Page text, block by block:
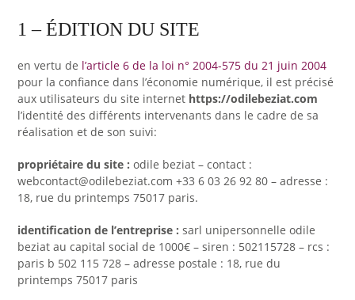
1 – ÉDITION DU SITE
en vertu de l’article 6 de la loi n° 2004-575 du 21 juin 2004
pour la confiance dans l’économie numérique, il est précisé
aux utilisateurs du site internet https://odilebeziat.com
l’identité des différents intervenants dans le cadre de sa
réalisation et de son suivi:
propriétaire du site :odile beziat – contact :
webcontact@odilebeziat.com +33 6 03 26 92 80 – adresse :
18, rue du printemps 75017 paris.
identification de l’entreprise : sarl unipersonnelle odile
beziat au capital social de 1000€ – siren : 502115728 – rcs :
paris b 502 115 728 – adresse postale : 18, rue du
printemps 75017 paris